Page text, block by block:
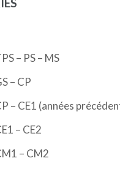
– PS – MS
– CP
– CE1 (années
– CE2
– CM2